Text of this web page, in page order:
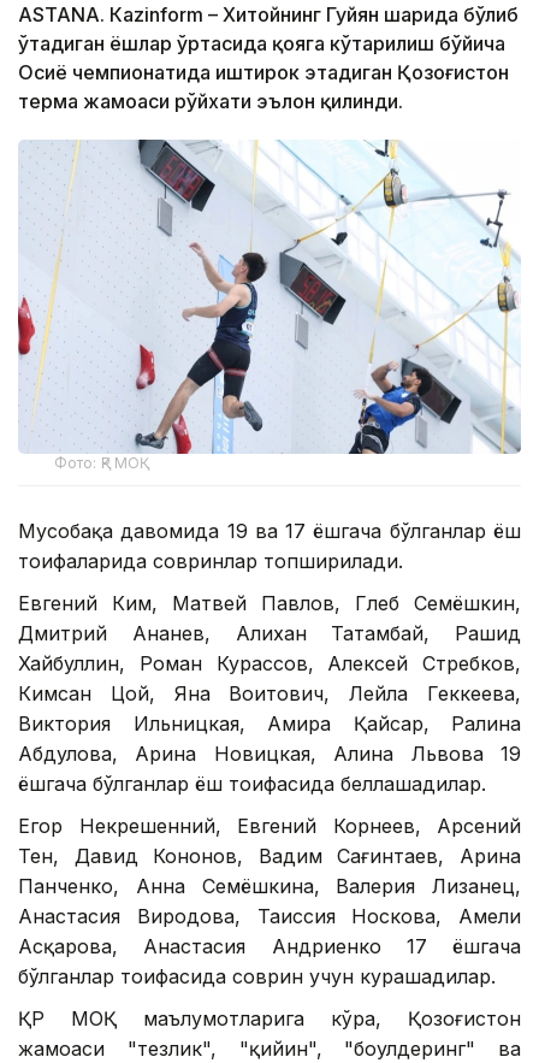
ASTANА. Кazinform – Хитойнинг Гуйян шаҳрида бўлиб
ўтадиган ёшлар ўртасида қояга кўтарилиш бўйича
Осиё чемпионатида иштирок этадиган Қозоғистон
терма жамоаси рўйхати эълон қилинди.
Фото: ҚР МОҚ
Мусобақа давомида 19 ва 17 ёшгача бўлганлар ёш
тоифаларида совринлар топширилади.
Евгений Ким, Матвей Павлов, Глеб Семёшкин,
Дмитрий Ананев, Алихан Татамбай, Рашид
Хайбуллин, Роман Курассов, Алексей Стребков,
Кимсан Цой, Яна Воитович, Лейла Геккеева,
Виктория Ильницкая, Амира Қайсар, Ралина
Абдулова, Арина Новицкая, Алина Львова 19
ёшгача бўлганлар ёш тоифасида беллашадилар.
Егор Некрешенний, Евгений Корнеев, Арсений
Тен, Давид Кононов, Вадим Сағинтаев, Арина
Панченко, Анна Семёшкина, Валерия Лизанец,
Анастасия Виродова, Таиссия Носкова, Амели
Асқарова, Анастасия Андриенко 17 ёшгача
бўлганлар тоифасида соврин учун курашадилар.
ҚР МОҚ маълумотларига кўра, Қозоғистон
жамоаси "тезлик", "қийин", "боулдеринг" ва